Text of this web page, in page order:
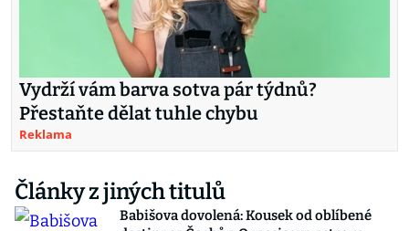
Vydrží vám barva sotva pár týdnů?
Přestaňte dělat tuhle chybu
Reklama
Články z jiných titulů
Babišova dovolená: Kousek od oblíbené